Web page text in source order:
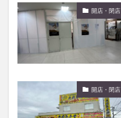
開店・閉店
開店・閉店